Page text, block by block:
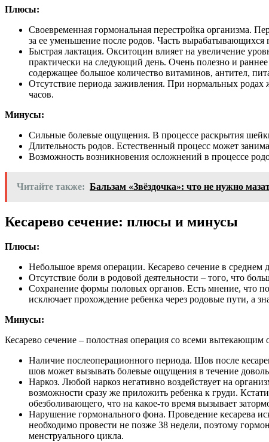
Плюсы:
Своевременная гормональная перестройка организма.
за ее уменьшение после родов. Часть
Быстрая лактация. Окситоцин влияет на увеличение
практически на следующий день. Очень полезно и
содержащее большое количество витаминов, антител,
Отсутствие периода заживления. При нормальных родах
часов.
Минусы:
Сильные болевые ощущения. В процессе раскрытия
Длительность родов. Естественный процесс может
Возможность возникновения осложнений в процессе
Читайте также: Бальзам «Звёздочка»: что не нужно
Кесарево сечение: плюсы и минусы
Плюсы:
Небольшое время операции. Кесарево сечение в среднем
Отсутствие боли в родовой деятельности – того, что
Сохранение формы половых органов. Есть мнение, что
исключает прохождение ребенка через родовые пути, а
Минусы:
Кесарево сечение – полостная операция со всеми
Наличие послеоперационного периода. Шов после
шов может вызывать болевые ощущения в течение
Наркоз. Любой наркоз негативно воздействует на
возможности сразу же приложить ребенка к груди.
обезболивающего, что на какое-то время вызывает
Нарушение гормонального фона. Проведение кесарева
необходимо провести не позже 38 недели, поэтому
менструального цикла.